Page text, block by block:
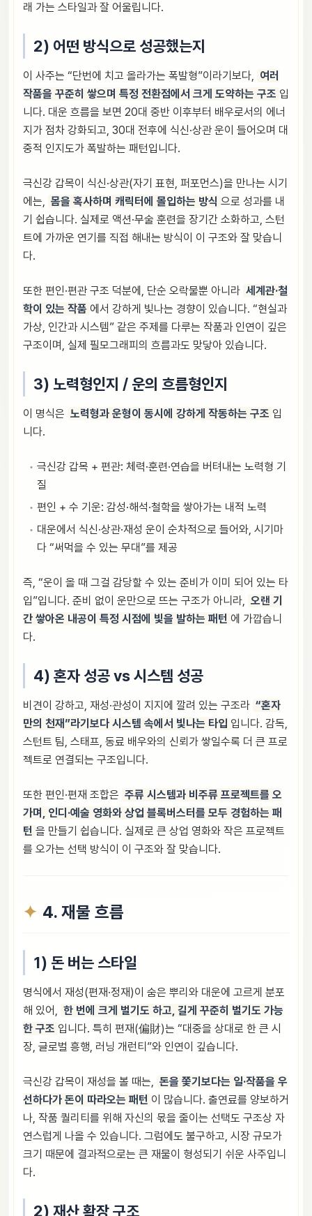
래 가는 스타일과 잘 어울립니다.
2) 어떤 방식으로 성공했는지
이 사주는 “단번에 치고 올라가는 폭발형”이라기보다, 여러
작품을 꾸준히 쌓으며 특정 전환점에서 크게 도약하는 구조 입
니다. 대운 흐름을 보면 20대 중반 이후부터 배우로서의 에너
지가 점차 강화되고, 30대 전후에 식신·상관 운이 들어오며 대
중적 인지도가 폭발하는 패턴입니다.
극신강 갑목이 식신·상관(자기 표현, 퍼포먼스)을 만나는 시기
에는, 몸을 혹사하며 캐릭터에 몰입하는 방식 으로 성과를 내
기 쉽습니다. 실제로 액션·무술 훈련을 장기간 소화하고, 스턴
트에 가까운 연기를 직접 해내는 방식이 이 구조와 잘 맞습니
다.
또한 편인·편관 구조 덕분에, 단순 오락물뿐 아니라 세계관·철
학이 있는 작품 에서 강하게 빛나는 경향이 있습니다. “현실과
가상, 인간과 시스템” 같은 주제를 다루는 작품과 인연이 깊은
구조이며, 실제 필모그래피의 흐름과도 맞닿아 있습니다.
3) 노력형인지 / 운의 흐름형인지
이 명식은 노력형과 운형이 동시에 강하게 작동하는 구조 입
니다.
극신강 갑목 + 편관: 체력·훈련·연습을 버텨내는 노력형 기
질
편인 + 수 기운: 감성·해석·철학을 쌓아가는 내적 노력
대운에서 식신·상관·재성 운이 순차적으로 들어와, 시기마
다 “써먹을 수 있는 무대”를 제공
즉, “운이 올 때 그걸 감당할 수 있는 준비가 이미 되어 있는 타
입”입니다. 준비 없이 운만으로 뜨는 구조가 아니라, 오랜 기
간 쌓아온 내공이 특정 시점에 빛을 발하는 패턴 에 가깝습니
다.
4) 혼자 성공 vs 시스템 성공
비견이 강하고, 재성·관성이 지지에 깔려 있는 구조라 “혼자
만의 천재”라기보다 시스템 속에서 빛나는 타입 입니다. 감독,
스턴트 팀, 스태프, 동료 배우와의 신뢰가 쌓일수록 더 큰 프로
젝트로 연결되는 구조입니다.
또한 편인·편재 조합은 주류 시스템과 비주류 프로젝트를 오
가며, 인디·예술 영화와 상업 블록버스터를 모두 경험하는 패
턴 을 만들기 쉽습니다. 실제로 큰 상업 영화와 작은 프로젝트
를 오가는 선택 방식이 이 구조와 잘 맞습니다.
4. 재물 흐름
1) 돈 버는 스타일
명식에서 재성(편재·정재)이 숨은 뿌리와 대운에 고르게 분포
해 있어, 한 번에 크게 벌기도 하고, 길게 꾸준히 벌기도 가능
한 구조 입니다. 특히 편재(偏財)는 “대중을 상대로 한 큰 시
장, 글로벌 흥행, 러닝 개런티”와 인연이 깊습니다.
극신강 갑목이 재성을 볼 때는, 돈을 쫓기보다는 일·작품을 우
선하다가 돈이 따라오는 패턴 이 많습니다. 출연료를 양보하거
나, 작품 퀄리티를 위해 자신의 몫을 줄이는 선택도 구조상 자
연스럽게 나올 수 있습니다. 그럼에도 불구하고, 시장 규모가
크기 때문에 결과적으로는 큰 재물이 형성되기 쉬운 사주입니
다.
2) 재산 확장 구조